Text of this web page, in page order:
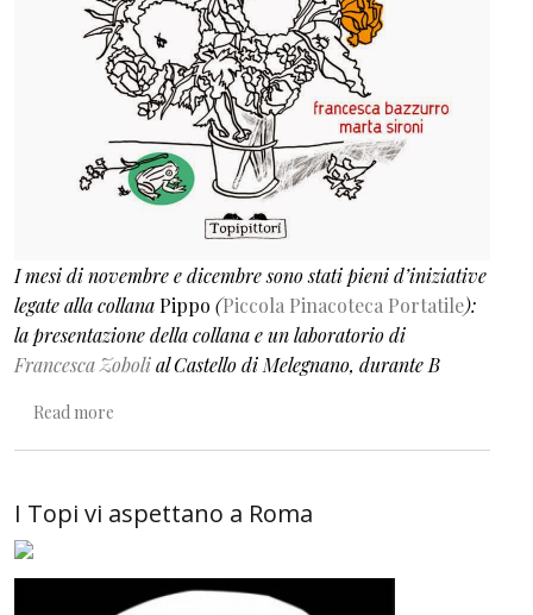
I mesi di novembre e dicembre sono stati pieni d’iniziative
legate alla collana Pippo (Piccola Pinacoteca Portatile):
la presentazione della collana e un laboratorio di
Francesca Zobolial Castello di Melegnano, durante B
Read more
I Topi vi aspettano a Roma